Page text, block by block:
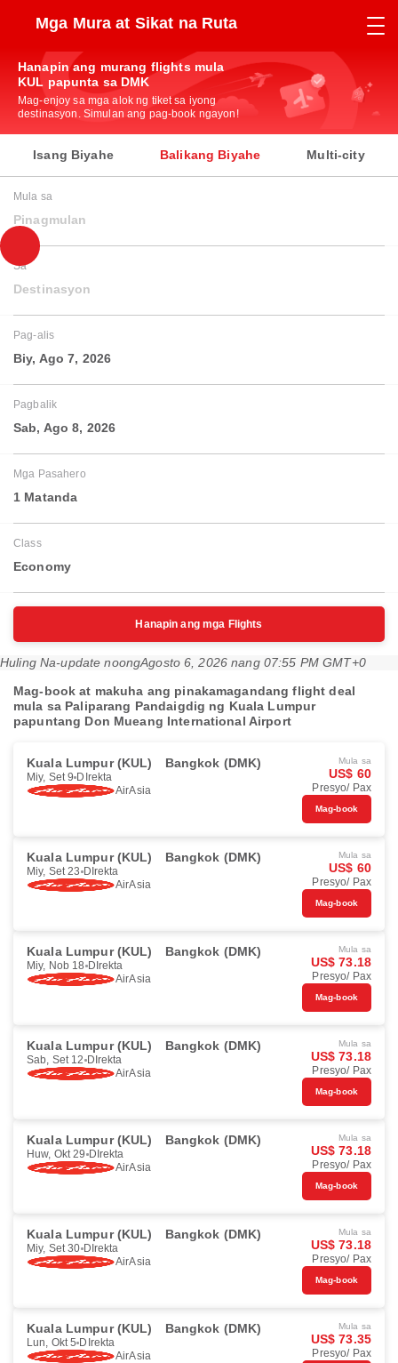
Mga Mura at Sikat na Ruta
Hanapin ang murang flights mula
KUL papunta sa DMK
Mag-enjoy sa mga alok ng tiket sa iyong
destinasyon. Simulan ang pag-book ngayon!
Isang Biyahe Balikang Biyahe Multi-city
Mula sa
Pinagmulan
Sa
Destinasyon
Pag-alis
Biy, Ago 7, 2026
Pagbalik
Sab, Ago 8, 2026
Mga Pasahero
1 Matanda
Class
Economy
Hanapin ang mga Flights
Huling Na-update noongAgosto 6, 2026 nang 07:55 PM GMT+0
Mag-book at makuha ang pinakamagandang flight deal
mula sa Paliparang Pandaigdig ng Kuala Lumpur
papuntang Don Mueang International Airport
Kuala Lumpur (KUL) Bangkok (DMK)
Miy, Set 9 DIrekta
AirAsia
Mula sa
US$ 60
Presyo/ Pax
Mag-book
Kuala Lumpur (KUL) Bangkok (DMK)
Miy, Set 23 DIrekta
AirAsia
Mula sa
US$ 60
Presyo/ Pax
Mag-book
Kuala Lumpur (KUL) Bangkok (DMK)
Miy, Nob 18 DIrekta
AirAsia
Mula sa
US$ 73.18
Presyo/ Pax
Mag-book
Kuala Lumpur (KUL) Bangkok (DMK)
Sab, Set 12 DIrekta
AirAsia
Mula sa
US$ 73.18
Presyo/ Pax
Mag-book
Kuala Lumpur (KUL) Bangkok (DMK)
Huw, Okt 29 DIrekta
AirAsia
Mula sa
US$ 73.18
Presyo/ Pax
Mag-book
Kuala Lumpur (KUL) Bangkok (DMK)
Miy, Set 30 DIrekta
AirAsia
Mula sa
US$ 73.18
Presyo/ Pax
Mag-book
Kuala Lumpur (KUL) Bangkok (DMK)
Lun, Okt 5 DIrekta
AirAsia
Mula sa
US$ 73.35
Presyo/ Pax